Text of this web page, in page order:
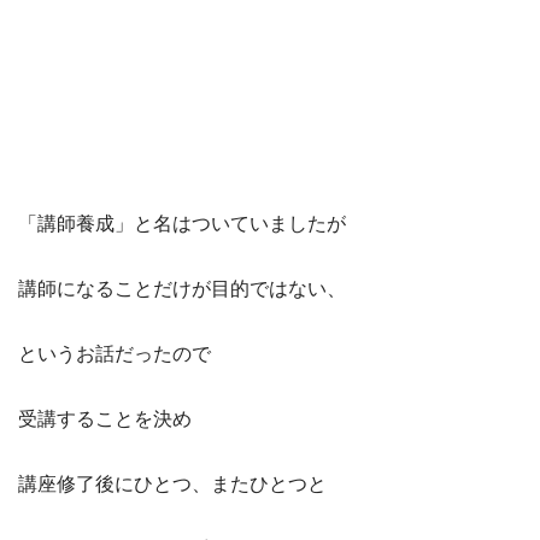
「講師養成」と名はついていましたが
講師になることだけが目的ではない、
というお話だったので
受講することを決め
講座修了後にひとつ、またひとつと